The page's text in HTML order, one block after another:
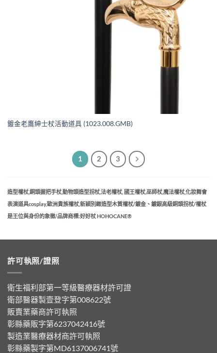
鍍金老鷹紳士杖活動道具 (1023.008.GMB)
1 2 3
造型權杖,銅頭握把手杖,動物頭造型拐杖,法老權杖, 國王權杖,巫師杖,魔法權杖,化妝舞會
表演道具cosplay,歐洲貴族權杖,新穎別緻造型木質權杖/鍍金、鍍銀高級銅頭拐杖/權杖
是王位與身份的象徵/品牌商標:好好杖 HOHOCANE®
許可執照/證照
衛生福利部第一等級醫療器材許可證
衛部醫器製壹登字第008622號
販賣業藥商許可執照
彰縣藥販字第6237042416號
製造業醫療器材商許可執照
彰縣藥製字第MD6137006741號